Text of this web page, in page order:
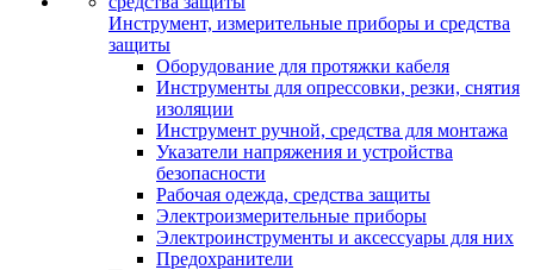
Инструмент, измерительные приборы и средства
защиты
Оборудование для протяжки кабеля
Инструменты для опрессовки, резки, снятия
изоляции
Инструмент ручной, средства для монтажа
Указатели напряжения и устройства
безопасности
Рабочая одежда, средства защиты
Электроизмерительные приборы
Электроинструменты и аксессуары для них
Предохранители